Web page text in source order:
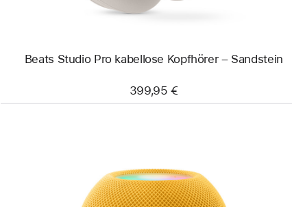
Beats Studio Pro kabellose Kopfhörer – Sandstein
399,95 €